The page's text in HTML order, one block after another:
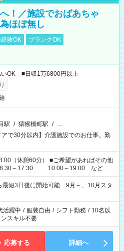
！／施設でおばあちゃ
ほぼ無し
験OK
ブランクOK
OK ■日収1万6800円以上
駅 / 猿猴橋町駅 / …
アで30分以内】介護施設でのお仕事。勤
） ■ご希望があればその他
8:30～17:30 10:00～19:00 など
たい」 「できれば残業はしたくない」
ったお仕事をご紹介します！ ※Wワ
お仕事で希望する勤務時間と、もう1つ
合計で週40時間を超える場合は応募でき
短3日後に開始可能 9月～、10月スタ
活躍中 / 服装自由 / シフト勤務 / 10名以
スキル不要
応募する 詳細へ